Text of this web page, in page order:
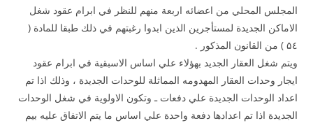
المجلس المحلي من اعضائه اربعة منهم للنظر في ابرام عقود شغل
الاماكن الجديدة لمستأجرين الذين ابدوا رغبتهم في ذلك طبقا للمادة (
۵٤ ) من القانون المذكور .
ويتم شغل العقار الجديد بهؤلاء علي اساس الاسبقية في ابرام عقود
ايجار وحدات العقار المهدومه المماثلة للوحدات الجديدة ، وذلك اذا تم
اعداد الوحدات الجديدة علي دفعات ـ وتكون الاولوية في شغل الوحدات
الجديدة اذا تم اعدادها دفعة واحدة علي اساس ما يتم الاتفاق عليه بيم